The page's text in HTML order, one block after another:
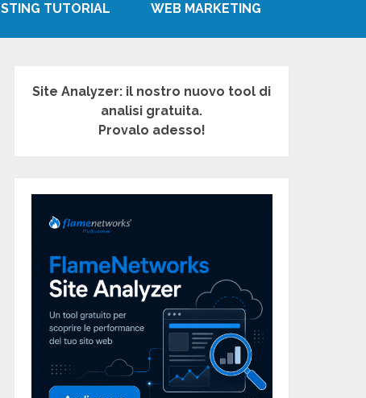
TUTORIAL WEB MARKETING
Site Analyzer: il nostro nuovo tool di
analisi gratuita.
Provalo adesso!